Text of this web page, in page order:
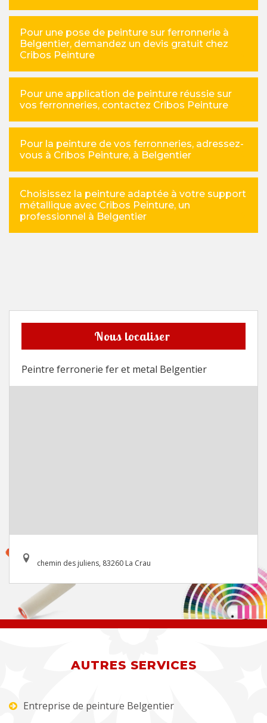
Pour une pose de peinture sur ferronnerie à
Belgentier, demandez un devis gratuit chez
Cribos Peinture
Pour une application de peinture réussie sur
vos ferronneries, contactez Cribos Peinture
Pour la peinture de vos ferronneries, adressez-
vous à Cribos Peinture, à Belgentier
Choisissez la peinture adaptée à votre support
métallique avec Cribos Peinture, un
professionnel à Belgentier
Nous localiser
Peintre ferronerie fer et metal Belgentier
chemin des juliens, 83260 La Crau
AUTRES SERVICES
Entreprise de peinture Belgentier